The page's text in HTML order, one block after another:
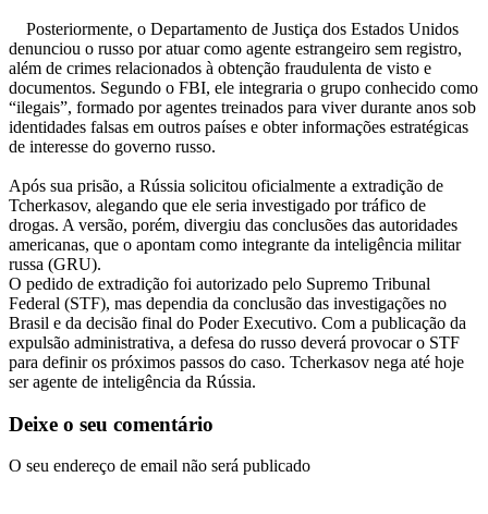
Posteriormente, o Departamento de Justiça dos Estados Unidos
denunciou o russo por atuar como agente estrangeiro sem registro,
além de crimes relacionados à obtenção fraudulenta de visto e
documentos. Segundo o FBI, ele integraria o grupo conhecido como
“ilegais”, formado por agentes treinados para viver durante anos sob
identidades falsas em outros países e obter informações estratégicas
de interesse do governo russo.
Após sua prisão, a Rússia solicitou oficialmente a extradição de
Tcherkasov, alegando que ele seria investigado por tráfico de
drogas. A versão, porém, divergiu das conclusões das autoridades
americanas, que o apontam como integrante da inteligência militar
russa (GRU).
O pedido de extradição foi autorizado pelo Supremo Tribunal
Federal (STF), mas dependia da conclusão das investigações no
Brasil e da decisão final do Poder Executivo. Com a publicação da
expulsão administrativa, a defesa do russo deverá provocar o STF
para definir os próximos passos do caso. Tcherkasov nega até hoje
ser agente de inteligência da Rússia.
Deixe o seu comentário
O seu endereço de email não será publicado